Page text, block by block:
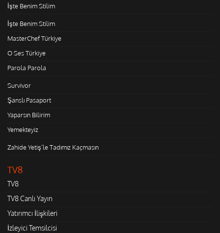
İşte Benim Stilim
İşte Benim Stilim
MasterChef Türkiye
O Ses Türkiye
Parola Parola
Survivor
Şanslı Pasaport
Yaparsın Bilirim
Yemekteyiz
Zahide Yetiş'le Tadımız Kaçmasın
TV8
TV8
TV8 Canlı Yayın
Yatırımcı İlişkileri
İzleyici Temsilcisi